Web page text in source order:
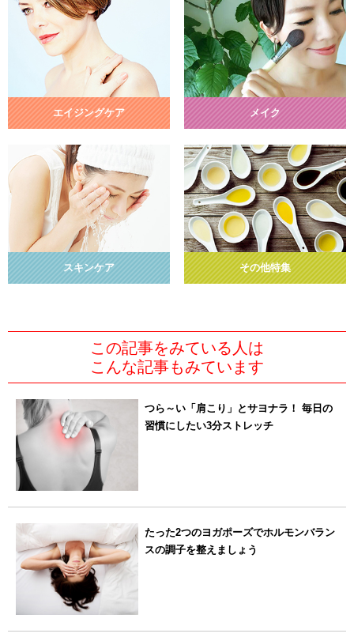
エイジングケア メイク
スキンケア その他特集
この記事をみている人は
こんな記事もみています
つら～い「肩こり」とサヨナラ！ 毎日の
習慣にしたい3分ストレッチ
たった2つのヨガポーズでホルモンバラン
スの調子を整えましょう